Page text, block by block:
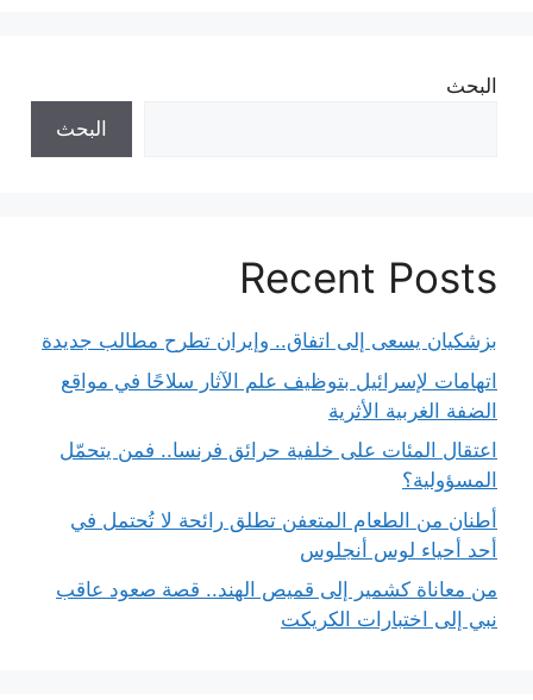
البحث
البحث
Recent Posts
بزشكيان يسعى إلى اتفاق.. وإيران تطرح مطالب جديدة
اتهامات لإسرائيل بتوظيف علم الآثار سلاحًا في مواقع
الضفة الغربية الأثرية
اعتقال المئات على خلفية حرائق فرنسا.. فمن يتحمّل
المسؤولية؟
أطنان من الطعام المتعفن تطلق رائحة لا تُحتمل في
أحد أحياء لوس أنجلوس
من معاناة كشمير إلى قميص الهند.. قصة صعود عاقب
نبي إلى اختبارات الكريكت